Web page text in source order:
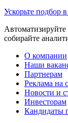
Ускорьте подбор
Автоматизируйте
собирайте
О компании
Наши
Партнерам
Реклама на
Новости и
Инвесторам
Кандидаты